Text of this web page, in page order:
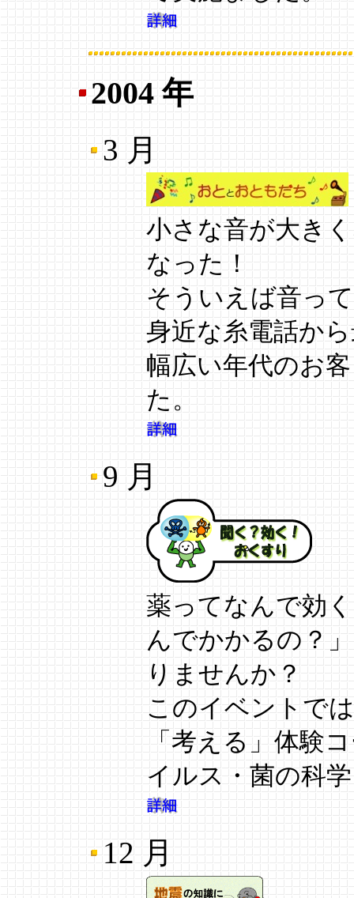
2004 年
3 月
小さな音が大き
なった！
そういえば音っ
身近な糸電話か
幅広い年代のお
た。
9 月
薬ってなんで効
んでかかるの？
りませんか？
このイベントで
「考える」体験
イルス・菌の科
12 月